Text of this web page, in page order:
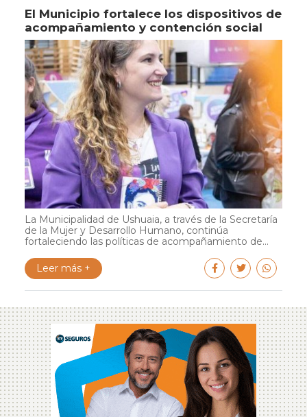
El Municipio fortalece los dispositivos de
acompañamiento y contención social
La Municipalidad de Ushuaia, a través de la Secretaría
de la Mujer y Desarrollo Humano, continúa
fortaleciendo las políticas de acompañamiento de...
Leer más +